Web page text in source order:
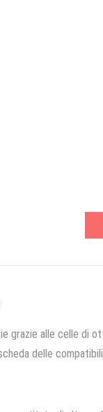
grazie alle celle di
delle